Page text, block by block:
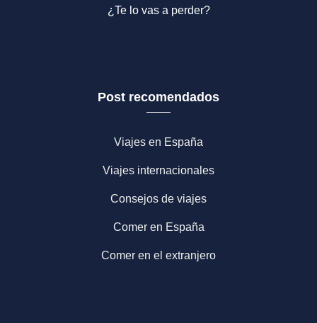
¿Te lo vas a perder?
Post recomendados
Viajes en España
Viajes internacionales
Consejos de viajes
Comer en España
Comer en el extranjero